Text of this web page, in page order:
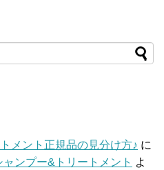
メント正規品の見分け方♪ に
ンプー&トリートメント よ